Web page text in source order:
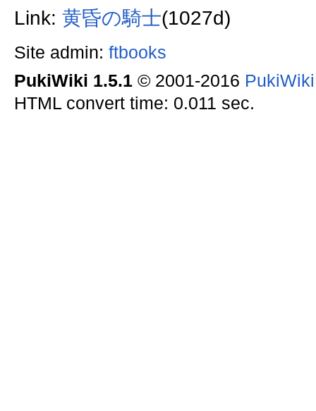
Link: 黄昏の騎士(1027d)
Site admin: ftbooks
PukiWiki 1.5.1© 2001-2016
HTML convert time: 0.011 sec.